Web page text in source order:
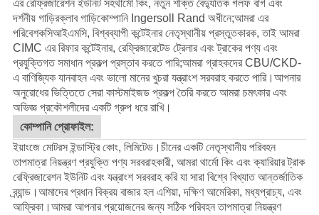
এর রেফ্রিজারেশন ইউনিট সহথার্মো কিং, নতুন শক্তি বৈদ্যুতিক গলফ বগি এবং
দর্শনীয় গাড়িরক্লাব গাড়িকোম্পানি Ingersoll Rand অধীনে;আমরা এর
পরিবেশকসিআইএমসি, বিশ্বব্যাপী কন্টেইনার নেতৃস্থানীয় প্রস্তুতকারক, তাই আমরা
CIMC এর রিফার কন্টেইনার, রেফ্রিজারেটেড ট্রেলার এবং ট্রাকের পণ্য এবং
প্রযুক্তিগত সমাধান প্রকল্প প্রস্তাব করতে পারি;আমরা গ্রাহকদের CBU/CKD-
এ বাণিজ্যিক যানবাহন এবং ভালো মানের খুচরা যন্ত্রাংশ সরবরাহ করতে পারি। আপনার
অনুরোধের ভিত্তিতে সেরা কাস্টমাইজড প্রকল্প তৈরি করতে আমরা চমৎকার এবং
অভিজ্ঞ প্রকৌশলীদের একটি গ্রুপ ধরে রাখি।
কোম্পানি প্রোফাইল:
ইয়াংজে মোটরস ইন্ডাস্ট্রি কোং, লিমিটেড।চীনের একটি নেতৃস্থানীয় পরিবহন
তাপমাত্রা নিয়ন্ত্রণ প্রযুক্তি পণ্য সরবরাহকারী, আমরা থার্মো কিং এবং ক্যারিয়ার ট্রাক
রেফ্রিজারেশন ইউনিট এবং যন্ত্রাংশ সরবরাহ করি যা সারা বিশ্বে বিখ্যাত আন্তর্জাতিক
ব্র্যান্ড।আমাদের প্রধান বিক্রয় বাজার হল এশিয়া, দক্ষিণ আমেরিকা, মধ্যপ্রাচ্য, এবং
আফ্রিকা।আমরা আপনার প্রয়োজনের জন্য সঠিক পরিবহন তাপমাত্রা নিয়ন্ত্রণ